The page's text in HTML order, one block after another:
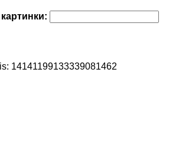
14141199133339081462